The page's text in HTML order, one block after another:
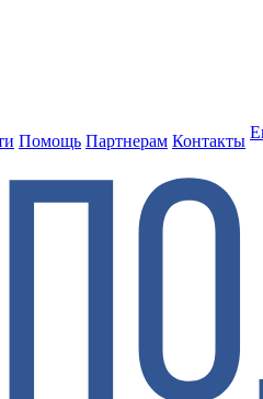
Помощь Партнерам Контакты